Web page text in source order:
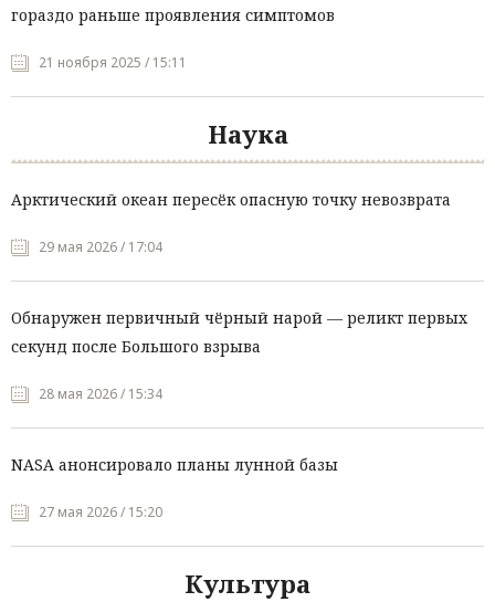
гораздо раньше проявления симптомов
21 ноября 2025 / 15:11
Наука
Арктический океан пересёк опасную точку невозврата
29 мая 2026 / 17:04
Обнаружен первичный чёрный нарой — реликт первых
секунд после Большого взрыва
28 мая 2026 / 15:34
NASA анонсировало планы лунной базы
27 мая 2026 / 15:20
Культура